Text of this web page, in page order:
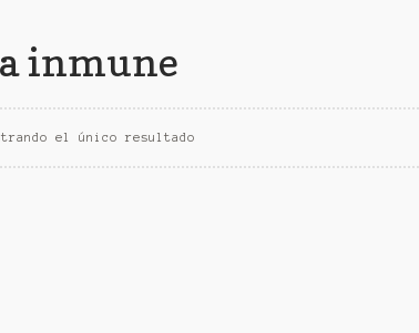
inmune
el único resultado